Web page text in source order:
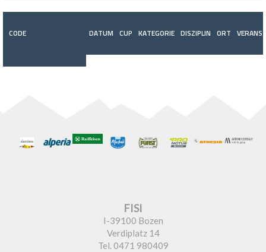
CODE DATUM CUP KATEGORIE DISZIPLIN ORT
FISI
I-39100 Bozen
Verdiplatz 14
Tel. 0471 980409